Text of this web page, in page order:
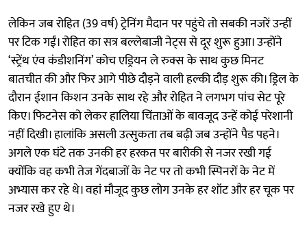
लेकिन जब रोहित (39 वर्ष) ट्रेनिंग मैदान पर पहुंचे तो सबकी नजरें उन्हीं
पर टिक गईं। रोहित का सत्र बल्लेबाजी नेट्स से दूर शुरू हुआ। उन्होंने
‘स्ट्रेंथ एंव कंडीशनिंग’ कोच एड्रियन ले रुक्स के साथ कुछ मिनट
बातचीत की और फिर आगे पीछे दौड़ने वाली हल्की दौड़ शुरू की। ड्रिल के
दौरान ईशान किशन उनके साथ रहे और रोहित ने लगभग पांच सेट पूरे
किए। फिटनेस को लेकर हालिया चिंताओं के बावजूद उन्हें कोई परेशानी
नहीं दिखी। हालांकि असली उत्सुकता तब बढ़ी जब उन्होंने पैड पहने।
अगले एक घंटे तक उनकी हर हरकत पर बारीकी से नजर रखी गई
क्योंकि वह कभी तेज गेंदबाजों के नेट पर तो कभी स्पिनरों के नेट में
अभ्यास कर रहे थे। वहां मौजूद कुछ लोग उनके हर शॉट और हर चूक पर
नजर रखे हुए थे।